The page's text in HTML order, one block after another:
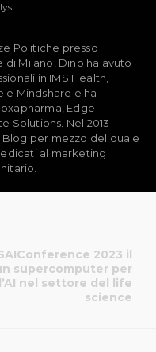
Politiche presso
di Milano, Dino ha avuto
in IMS Health,
e Mindshare e ha
Edge
Solutions. Nel 2013
per mezzo del quale
al marketing
2023 il
supercomputer per
nel settore del life
science